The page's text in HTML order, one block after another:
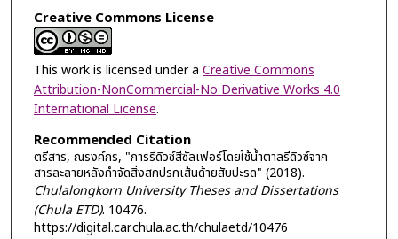
Creative Commons License
This work is licensed under a Creative Commons
Attribution-NonCommercial-No Derivative Works 4.0
International License.
Recommended Citation
ตรีสาร, ณรงค์กร, "การรีดิวซ์สีซัลเฟอร์โดยใช้น้ำตาลรีดิวซ์จาก
สารละลายหลังกำจัดสิ่งสกปรกเส้นด้ายสับปะรด" (2018).
Chulalongkorn University Theses and Dissertations
(Chula ETD). 10476.
https://digital.car.chula.ac.th/chulaetd/10476